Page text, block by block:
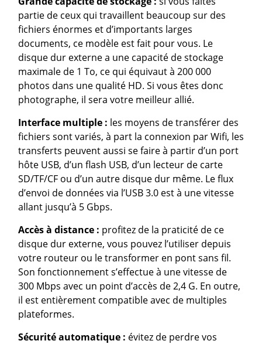
partie de ceux qui travaillent beaucoup sur des
fichiers énormes et d’importants larges
documents, ce modèle est fait pour vous. Le
disque dur externe a une capacité de stockage
maximale de 1 To, ce qui équivaut à 200 000
photos dans une qualité HD. Si vous êtes donc
photographe, il sera votre meilleur allié.
Interface multiple : les moyens de transférer des
fichiers sont variés, à part la connexion par Wifi, les
transferts peuvent aussi se faire à partir d’un port
hôte USB, d’un flash USB, d’un lecteur de carte
SD/TF/CF ou d’un autre disque dur même. Le flux
d’envoi de données via l’USB 3.0 est à une vitesse
allant jusqu’à 5 Gbps.
Accès à distance : profitez de la praticité de ce
disque dur externe, vous pouvez l’utiliser depuis
votre routeur ou le transformer en pont sans fil.
Son fonctionnement s’effectue à une vitesse de
300 Mbps avec un point d’accès de 2,4 G. En outre,
il est entièrement compatible avec de multiples
plateformes.
Sécurité automatique : évitez de perdre vos